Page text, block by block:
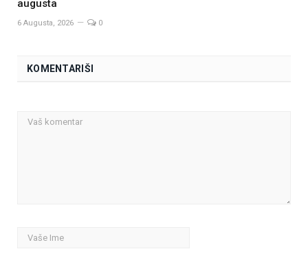
augusta
6 Augusta, 2026 0
KOMENTARIŠI